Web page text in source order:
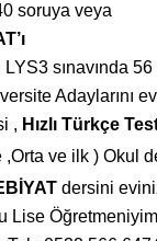
soruya veya
LYS3 sınavında
Adaylarını
, Hızlı Türkçe
,Orta ve ilk ) Okul
dersini
Lise